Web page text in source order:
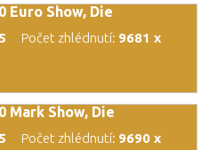
Euro Show, Die
Počet zhlédnutí: 9681 x
Mark Show, Die
Počet zhlédnutí: 9690 x